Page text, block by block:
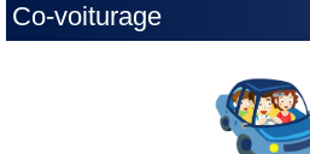
Co-voiturage